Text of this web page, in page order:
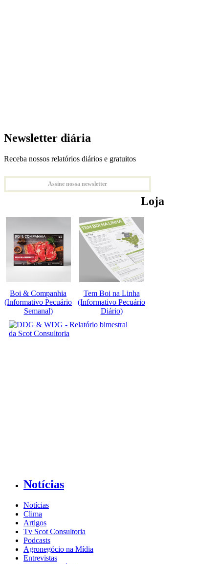
Newsletter diária
Receba nossos relatórios diários e gratuitos
Assine nossa newsletter
Loja
Boi & Companhia
(Informativo Pecuário
Semanal)
Tem Boi na Linha
(Informativo Pecuário
Diário)
Notícias
Notícias
Clima
Artigos
Tv Scot Consultoria
Podcasts
Agronegócio na Mídia
Entrevistas